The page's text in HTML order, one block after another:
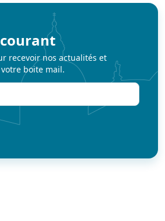
recevoir nos actualités et
boite mail.